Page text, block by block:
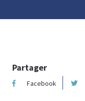
Partager
Facebook